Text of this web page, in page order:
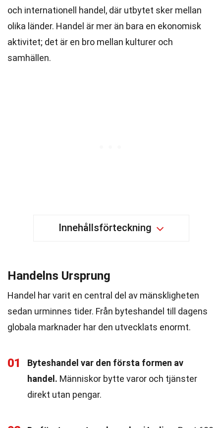
och internationell handel, där utbytet sker mellan
olika länder. Handel är mer än bara en ekonomisk
aktivitet; det är en bro mellan kulturer och
samhällen.
Innehållsförteckning
Handelns Ursprung
Handel har varit en central del av mänskligheten
sedan urminnes tider. Från byteshandel till dagens
globala marknader har den utvecklats enormt.
01
Byteshandel var den första formen av
handel. Människor bytte varor och tjänster
direkt utan pengar.